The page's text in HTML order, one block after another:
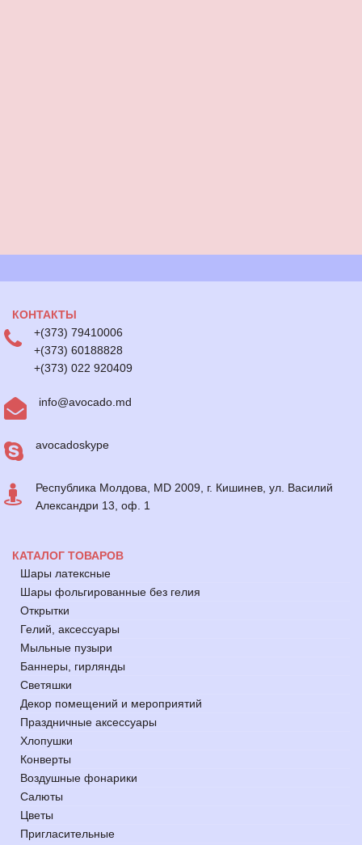
КОНТАКТЫ
+(373) 79410006
+(373) 60188828
+(373) 022 920409
info@avocado.md
avocadoskype
Республика Молдова, MD 2009, г. Кишинев, ул. Василий
Александри 13, оф. 1
КАТАЛОГ ТОВАРОВ
Шары латексные
Шары фольгированные без гелия
Открытки
Гелий, аксессуары
Мыльные пузыри
Баннеры, гирлянды
Светяшки
Декор помещений и мероприятий
Праздничные аксессуары
Хлопушки
Конверты
Воздушные фонарики
Салюты
Цветы
Пригласительные